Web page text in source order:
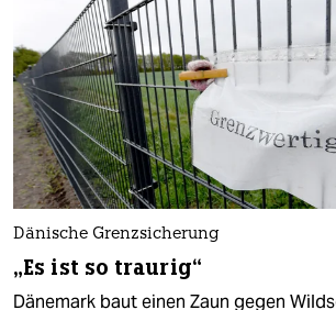
Dänische Grenzsicherung
„Es ist so traurig“
Dänemark baut einen Zaun gegen